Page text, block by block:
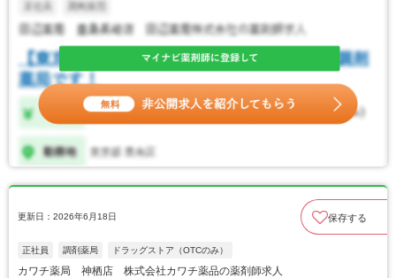
更新日：2026年6月18日 保存する
正社員 調剤薬局 ドラッグストア（OTCのみ）
カワチ薬局 神栖店 株式会社カワチ薬品の薬剤師求人